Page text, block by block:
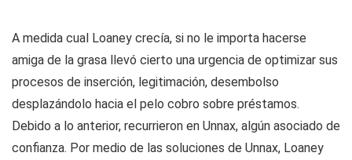
A medida cual Loaney crecía, si no le importa hacerse
amiga de la grasa llevó cierto una urgencia de optimizar sus
procesos de inserción, legitimación, desembolso
desplazándolo hacia el pelo cobro sobre préstamos.
Debido a lo anterior, recurrieron en Unnax, algún asociado de
confianza. Por medio de las soluciones de Unnax, Loaney